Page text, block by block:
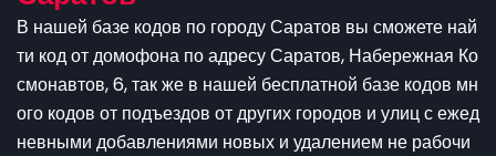
В нашей базе кодов по городу Саратов вы сможете най
ти код от домофона по адресу Саратов, Набережная Ко
смонавтов, 6, так же в нашей бесплатной базе кодов мн
ого кодов от подъездов от других городов и улиц с ежед
невными добавлениями новых и удалением не рабочи